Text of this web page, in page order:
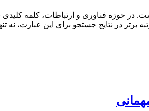
در حوزه فناوری و ارتباطات، کلمه
در نتایج جستجو برای این عبارت، نه